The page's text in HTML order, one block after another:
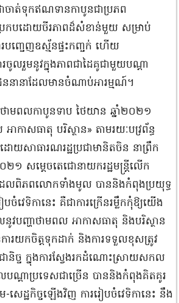
ាចាត់ទុកឥណទានកាបូនជាប្រភព
រកបដោយចីរភាពដ៏សំខាន់មួយ សម្រាប់
បញ្ចេញឧស្ម័នផ្ទះកញ្ចក់ ហើយ
លរួមនូវក្នុងភាពជាដៃគូជាមួយបណ្តា
ានាដែលមានចំណាប់អារម្មណ៍។
ន៍ថាមពលកាបូនទាប ថៃយាន ឆ្នាំ២០២១
កាសធាតុ បរិស្ថាន» តាមរយៈបវ្រព័ន្ធ
យសាធារណរដ្ឋប្រជាមានិតចិន នាព្រឹក
០២១ សម្ដេចតេជោនាយករដ្ឋមន្ត្រីលើក
ែលពិភពលោកទាំងមូល បាននិងកំពុងប្រយុទ្ធ
វេទិកានេះ គឺជាការក្រើនរម្លឹកកុំឱ្យយើង
នូវបញ្ហាថាមពល អាកាសធាតុ និងបរិស្ថាន
ការយកចិត្តទុកដាក់ និងការទទួលខុសត្រូវ
ានិច្ច ក្នុងការស្វែងរកដំណោះស្រាយសកល
បណ្តាប្រទេសជាច្រើន បាននិងកំពុងគិតគូរ
-សេដ្ឋកិច្ចឡើងវិញ ការរៀបចំវេទិកានេះ នឹង